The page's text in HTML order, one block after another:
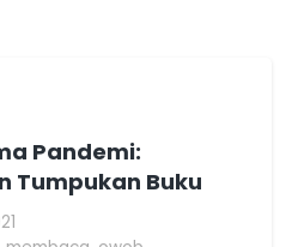
Pandemi:
Tumpukan Buku